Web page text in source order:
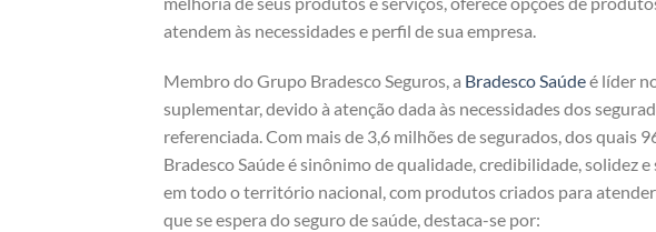
atendem às necessidades e perfil de sua empresa.
Membro do Grupo Bradesco Seguros, a Bradesco Saúdeé líder
suplementar, devido à atenção dada às necessidades dos
referenciada. Com mais de 3,6 milhões de segurados, dos quais
Bradesco Saúde é sinônimo de qualidade, credibilidade, solidez
em todo o território nacional, com produtos criados para
que se espera do seguro de saúde, destaca-se por: